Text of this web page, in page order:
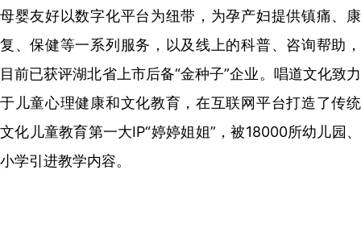
母婴友好以数字化平台为纽带，为孕产妇提供镇痛、康
复、保健等一系列服务，以及线上的科普、咨询帮助，
目前已获评湖北省上市后备“金种子”企业。唱道文化致力
于儿童心理健康和文化教育，在互联网平台打造了传统
文化儿童教育第一大IP“婷婷姐姐”，被18000所幼儿园、
小学引进教学内容。